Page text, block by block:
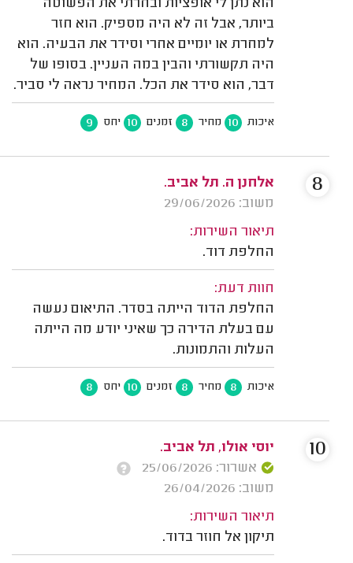
הוא נתן לי אופציות ובחרתי את הפשוטה
ביותר, אבל זה לא היה מספיק. הוא חזר
למחרת או יומיים אחרי וסידר את הבעיה. הוא
היה תקשורתי והבין במה העניין. בסופו של
דבר, הוא סידר את הכל. המחיר נראה לי סביר.
איכות 10 מחיר 8 זמנים 10 יחס 9
אלחנן ה. תל אביב.
משוב: 29/06/2026
תיאור השירות:
החלפת דוד.
חוות דעת:
החלפת הדוד הייתה בסדר. התיאום נעשה
עם בעלת הדירה כך שאיני יודע מה הייתה
העלות והתמונות.
איכות 8 מחיר 8 זמנים 10 יחס 8
8
יוסי אולו, תל אביב.
אשרור: 25/06/2026
משוב: 26/04/2026
תיאור השירות:
תיקון אל חוזר בדוד.
10